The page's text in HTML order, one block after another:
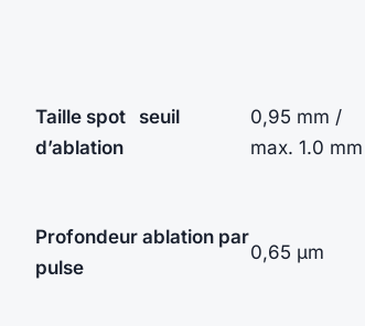
Taille spot
seuil
d’ablation
0,95 mm /
max. 1.0 mm
Profondeur ablation par
pulse
0,65 µm